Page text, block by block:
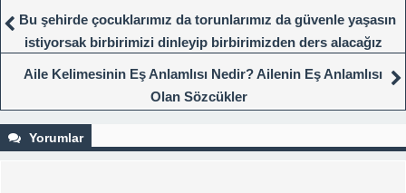
Bu şehirde çocuklarımız da torunlarımız da güvenle yaşasın
istiyorsak birbirimizi dinleyip birbirimizden ders alacağız
Aile Kelimesinin Eş Anlamlısı Nedir? Ailenin Eş Anlamlısı
Olan Sözcükler
Yorumlar